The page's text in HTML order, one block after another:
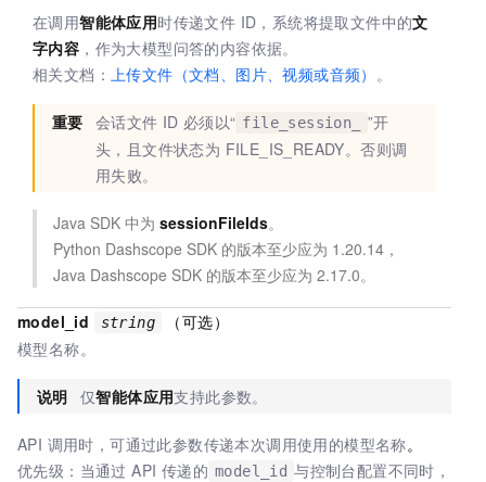
在调用智能体应用时传递文件 ID，系统将提取文件中的文
字内容 ，作为大模型问答的内容依据。
相关文档： 上传文件（文档、图片、视频或音频） 。
重要 会话文件 ID 必须以“ file_session_
”开
头，且文件状态为 FILE_IS_READY。否则调
用失败。
Java SDK 中为 sessionFileIds。
Python Dashscope SDK 的版本至少应为 1.20.14，
Java Dashscope SDK 的版本至少应为 2.17.0。
model_id string
（可选）
模型名称。
说明 仅智能体应用支持此参数。
API 调用时，可通过此参数传递本次调用使用的模型名称。
优先级：当通过 API 传递的 model_id 与控制台配置不同时，